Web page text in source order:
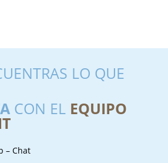
LO QUE
CON EL EQUIPO
– Chat